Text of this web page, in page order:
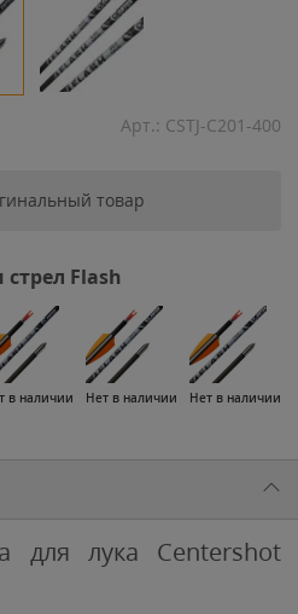
Арт.: CSTJ-C201-400
товар
Flash
в наличии Нет в наличии Нет в наличии
для лука Centershot